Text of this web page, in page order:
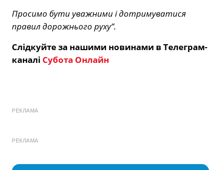
Просимо бути уважними і дотримуватися
правил дорожнього руху”.
Слідкуйте за нашими новинами в Телеграм-
каналі Субота Онлайн
РЕКЛАМА
РЕКЛАМА